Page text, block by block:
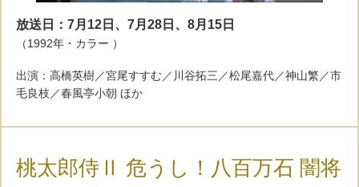
放送日：7月12日、7月28日、8月15日
（1992年・カラー ）
出演：高橋英樹／宮尾すすむ／川谷拓三／松尾嘉代／神山繁／市
毛良枝／春風亭小朝 ほか
桃太郎侍Ⅱ 危うし！八百万石 闇将